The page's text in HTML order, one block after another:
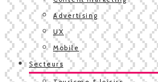
Advertising
UX
Mobile
Secteurs